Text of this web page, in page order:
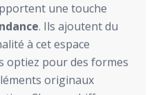
une touche
. Ils ajoutent du
à cet espace
optiez pour des formes
originaux